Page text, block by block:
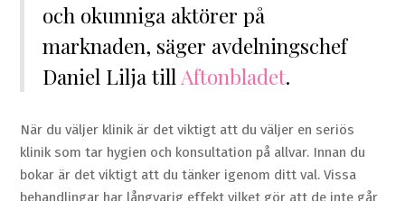
och okunniga aktörer på
marknaden, säger avdelningschef
Daniel Lilja tillAftonbladet.
När du väljer klinik är det viktigt att du väljer en seriös
klinik som tar hygien och konsultation på allvar. Innan du
bokar är det viktigt att du tänker igenom ditt val. Vissa
behandlingar har långvarig effekt vilket gör att de inte går